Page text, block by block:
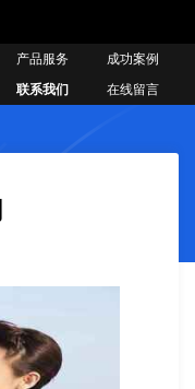
产品服务
成功案例
联系我们 在线留言